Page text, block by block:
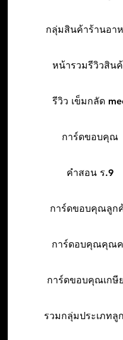
กลุ่มสินค้าร้านอา
หน้ารวมรีวิวสิน
รีวิว เข็มกลัด
การ์ดขอบคุณ
คำสอน ร.9
การ์ดขอบคุณลูก
การ์ดอบคุณคุณ
การ์ดขอบคุณเกษี
รวมกลุ่มประเภทลู